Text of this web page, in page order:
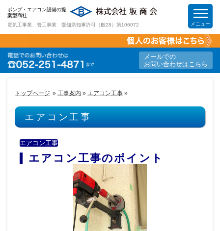
ポンプ・エアコン設備の提
案型商社
電気工事業、管工事業 愛知県知事許可（般28）第106072
メールでの
お問い合わせはこちら
メニュー
HOME
取扱商品
求人情報
トップページ » 工事案内 » エアコン工事 »
エアコン工事
エアコン工事
エアコン工事のポイント